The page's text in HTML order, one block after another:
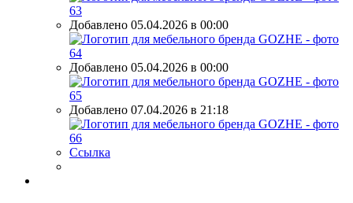
Добавлено 05.04.2026 в 00:00
Добавлено 05.04.2026 в 00:00
Добавлено 07.04.2026 в 21:18
Ссылка